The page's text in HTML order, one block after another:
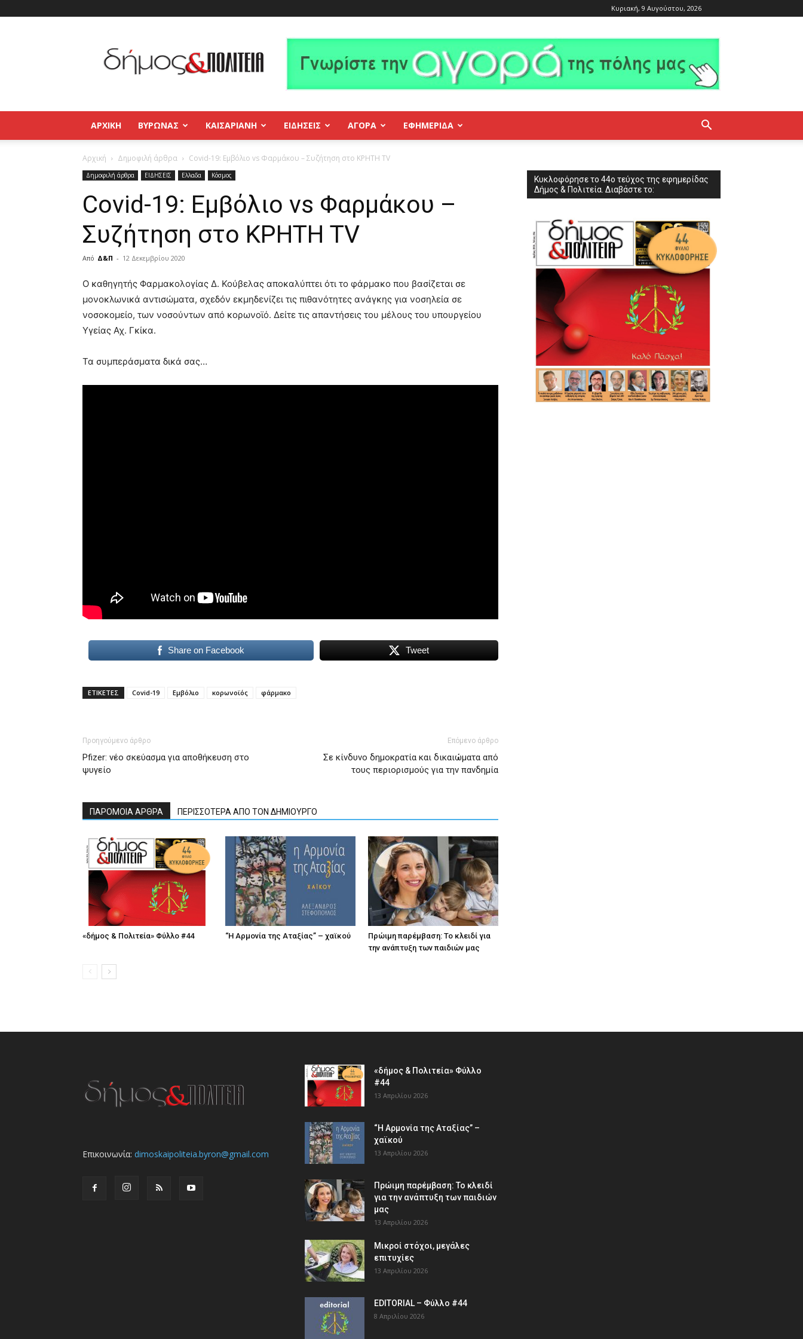
Κυριακή, 9 Αυγούστου, 2026
και
Πολιτεία
Βύρωνας
–
Παγκράτι
ΑΡΧΙΚΉ ΒΥΡΩΝΑΣ ΚΑΙΣΑΡΙΑΝΗ ΕΙΔΗΣΕΙΣ ΑΓΟΡΑ ΕΦΗΜΕΡΊΔΑ
Αρχική Δημοφιλή άρθρα Covid-19: Εμβόλιο vs Φαρμάκου – Συζήτηση στο ΚΡΗΤΗ TV
Δημοφιλή άρθρα ΕΙΔΗΣΕΙΣ Ελλαδα Κόσμος
Covid-19: Εμβόλιο vs Φαρμάκου –
Συζήτηση στο ΚΡΗΤΗ TV
Από Δ&Π - 12 Δεκεμβρίου 2020
blonde
lesbians
very
hot
cam
brandi
Ο καθηγητής Φαρμακολογίας Δ. Κούβελας αποκαλύπτει ότι το φάρμακο που βασίζεται σε
μονοκλωνικά αντισώματα, σχεδόν εκμηδενίζει τις πιθανότητες ανάγκης για νοσηλεία σε
νοσοκομείο, των νοσούντων από κορωνοϊό. Δείτε τις απαντήσεις του μέλους του υπουργείου
Υγείας Αχ. Γκίκα.
Τα συμπεράσματα δικά σας…
Share on Facebook Tweet
ΕΤΙΚΕΤΕΣ Covid-19 Εμβόλιο κορωνοϊός φάρμακο
Προηγούμενο άρθρο
Pfizer: νέο σκεύασμα για αποθήκευση στο
ψυγείο
Επόμενο άρθρο
Σε κίνδυνο δημοκρατία και δικαιώματα από
τους περιορισμούς για την πανδημία
ΠΑΡΟΜΟΙΑ ΑΡΘΡΑ ΠΕΡΙΣΣΟΤΕΡΑ ΑΠΟ ΤΟΝ ΔΗΜΙΟΥΡΓΟ
«δήμος & Πολιτεία» Φύλλο #44 “Η Αρμονία της Αταξίας” – χαϊκού
Πρώιμη παρέμβαση: Το κλειδί για
την ανάπτυξη των παιδιών µας
Κυκλοφόρησε το 44ο τεύχος της εφημερίδας
Δήμος & Πολιτεία. Διαβάστε το:
Επικοινωνία: dimoskaipoliteia.byron@gmail.com
«δήμος & Πολιτεία» Φύλλο
#44
13 Απριλίου 2026
“Η Αρμονία της Αταξίας” –
χαϊκού
13 Απριλίου 2026
Πρώιμη παρέμβαση: Το κλειδί
για την ανάπτυξη των παιδιών
µας
13 Απριλίου 2026
Μικροί στόχοι, μεγάλες
επιτυχίες
13 Απριλίου 2026
EDITORIAL – Φύλλο #44
8 Απριλίου 2026